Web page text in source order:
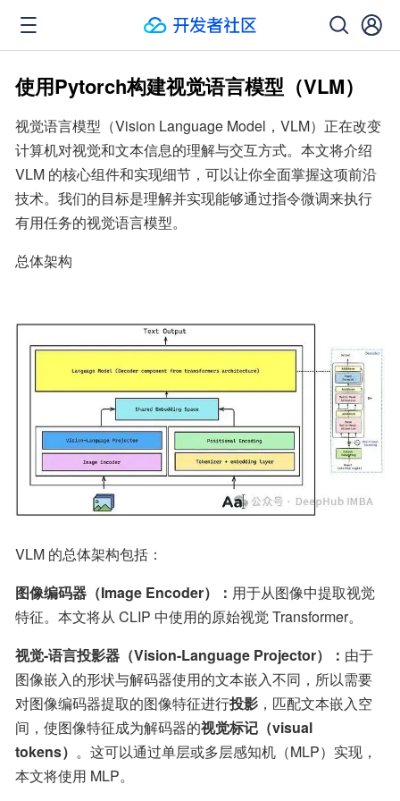
使用Pytorch构建视觉语言模型（VLM）
视觉语言模型（Vision Language Model，VLM）正在改变
计算机对视觉和文本信息的理解与交互方式。本文将介绍
VLM 的核心组件和实现细节，可以让你全面掌握这项前沿
技术。我们的目标是理解并实现能够通过指令微调来执行
有用任务的视觉语言模型。
总体架构
VLM 的总体架构包括：
图像编码器（Image Encoder）： 用于从图像中提取视觉
特征。本文将从 CLIP 中使用的原始视觉 Transformer。
视觉-语言投影器（Vision-Language Projector）： 由于
图像嵌入的形状与解码器使用的文本嵌入不同，所以需要
对图像编码器提取的图像特征进行投影 ，匹配文本嵌入空
间，使图像特征成为解码器的视觉标记（visual
tokens） 。这可以通过单层或多层感知机（MLP）实现，
本文将使用 MLP。